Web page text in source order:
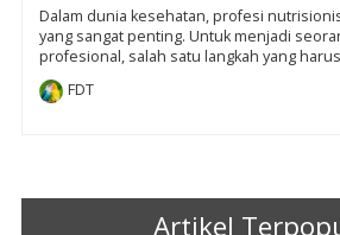
Dalam dunia kesehatan, profesi
yang sangat penting. Untuk menjadi
profesional, salah satu langkah yang harus
FDT
Artikel